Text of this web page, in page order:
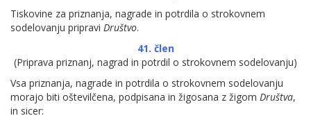
Tiskovine za priznanja, nagrade in potrdila o strokovnem
sodelovanju pripravi Društvo.
41. člen
(Priprava priznanj, nagrad in potrdil o strokovnem sodelovanju)
Vsa priznanja, nagrade in potrdila o strokovnem sodelovanju
morajo biti oštevilčena, podpisana in žigosana z žigom Društva,
in sicer: